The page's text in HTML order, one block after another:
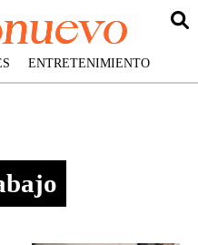
ENTRETENIMIENTO